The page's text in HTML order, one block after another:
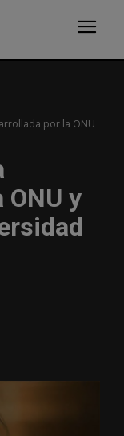
por la ONU
y